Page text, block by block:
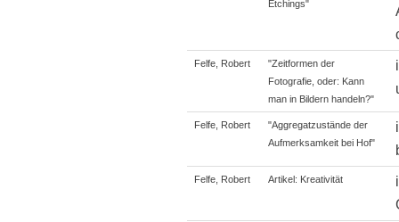
Etchings"
Felfe, Robert
"Zeitformen der
Fotografie, oder: Kann
man in Bildern handeln?"
Felfe, Robert
"Aggregatzustände der
Aufmerksamkeit bei Hof"
Felfe, Robert Artikel: Kreativität